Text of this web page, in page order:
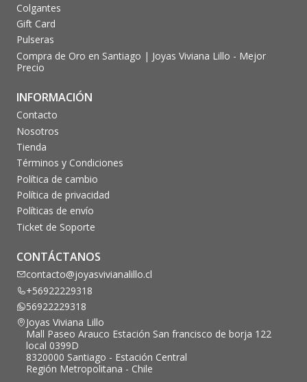
Colgantes
Gift Card
Pulseras
Compra de Oro en Santiago | Joyas Viviana Lillo - Mejor
Precio
INFORMACIÓN
Contacto
Nosotros
Tienda
Términos y Condiciones
Política de cambio
Política de privacidad
Políticas de envío
Ticket de Soporte
CONTÁCTANOS
contacto@joyasvivianalillo.cl
+56922229318
56922229318
Joyas Viviana Lillo
Mall Paseo Arauco Estación San francisco de borja 122
local 0399D
8320000 Santiago - Estación Central
Región Metropolitana - Chile